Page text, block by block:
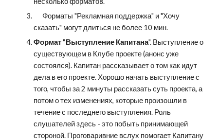
      Форматы "Рекламная поддержка" и "Хочу
сказать" могут длиться не более 10 мин.
Формат "Выступление Капитана". Выступление о
существующем в Клубе проекте (анонс уже
состоялся). Капитан рассказывает о том как идут
дела в его проекте. Хорошо начать выступление с
того, чтобы за 2 минуты рассказать суть проекта, а
потом о тех изменениях, которые произошли в
течение с последнего выступления. Роль
слушателей здесь - это побыть принимающей
стороной. Проговаривние вслух помогает Капитану